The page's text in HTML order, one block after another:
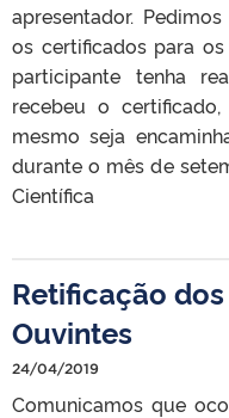
apresentador.
os certificados para
participante tenha
recebeu o
mesmo seja
durante o mês de
Científica
Retificação
Ouvintes
24/04/2019
Comunicamos que